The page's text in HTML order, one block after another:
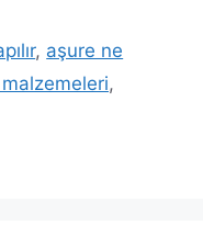
, aşure ne
,